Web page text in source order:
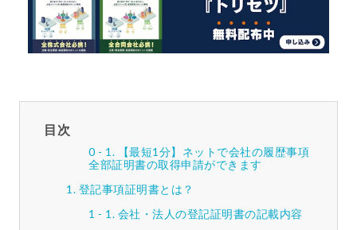
目次
【最短1分】ネットで会社の履歴事項
全部証明書の取得申請ができます
登記事項証明書とは？
会社・法人の登記証明書の記載内容